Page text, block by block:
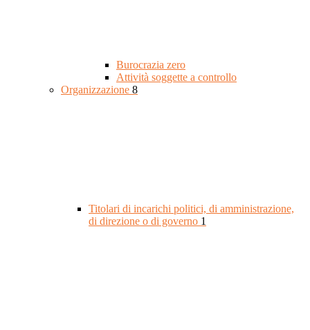
Burocrazia zero
Attività soggette a controllo
Organizzazione 8
Titolari di incarichi politici, di amministrazione,
di direzione o di governo 1